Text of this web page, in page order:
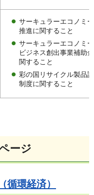
サーキュラーエコノミ
推進に関すること
サーキュラーエコノミ
ビジネス創出事業補助
関すること
彩の国リサイクル製品
制度に関すること
ージ
循環経済）